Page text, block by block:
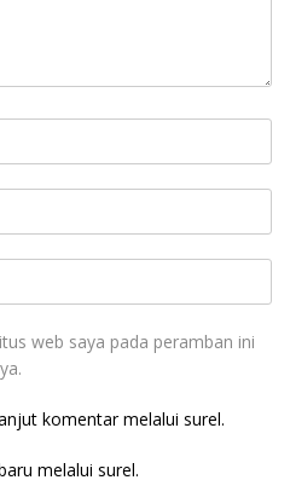
web saya pada peramban ini
komentar melalui surel.
melalui surel.